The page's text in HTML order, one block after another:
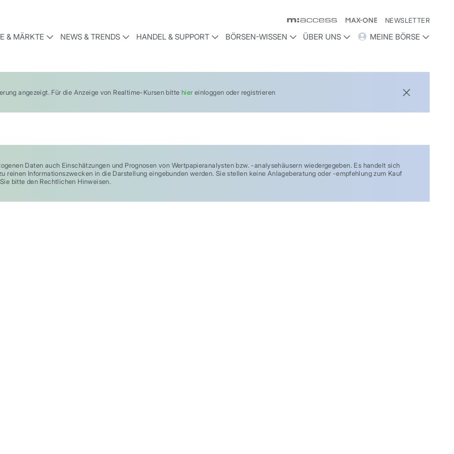
NEWSLETTER
& MÄRKTE NEWS & TRENDS HANDEL & SUPPORT BÖRSEN-WISSEN ÜBER UNS MEINE BÖRSE
angezeigt. Für die Anzeige von Realtime-Kursen bitte hier einloggen oder registrieren
Daten auch Einschätzungen und Prognosen von Wertpapieranalysten bzw. -analysehäusern wiedergegeben. Es handelt sich
reinen Informationszwecken in die Darstellung eingebunden werden. Sie stellen keine Anlageberatung oder -empfehlung zum Kauf
bitte den Rechtlichen Hinweisen.